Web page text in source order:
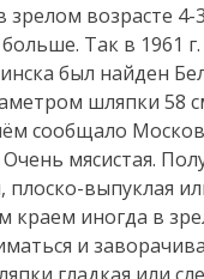
зрелом возрасте 4-
Так в 1961
был найден
шляпки 58
сообщало
Очень мясистая.
плоско-выпуклая
краем иногда в
и